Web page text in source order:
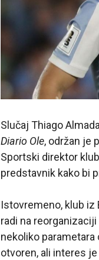
Slučaj Thiago
Diario Ole, održan je
Sportski direktor
predstavnik kako bi
Istovremeno, klub iz
radi na
nekoliko
otvoren, ali interes